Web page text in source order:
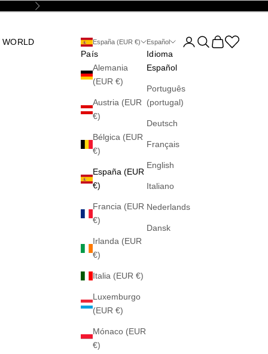
Siguiente
WORLD España (EUR €)
País
Alemania
(EUR €)
Austria (EUR
€)
Bélgica (EUR
€)
España (EUR
€)
Francia (EUR
€)
Irlanda (EUR
€)
Italia (EUR €)
Luxemburgo
(EUR €)
Mónaco (EUR
€)
Español
Idioma
Español
Português
(portugal)
Deutsch
Français
English
Italiano
Nederlands
Dansk
Abrir página de la
Abrir búsqueda
Abrir cesta
Abrir la